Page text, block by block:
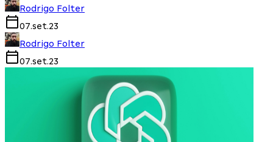
Rodrigo Folter
07.set.23
Rodrigo Folter
07.set.23